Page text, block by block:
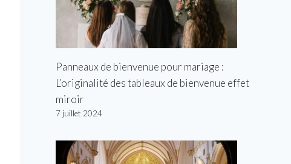
Panneaux de bienvenue pour mariage :
L’originalité des tableaux de bienvenue effet
miroir
7 juillet 2024